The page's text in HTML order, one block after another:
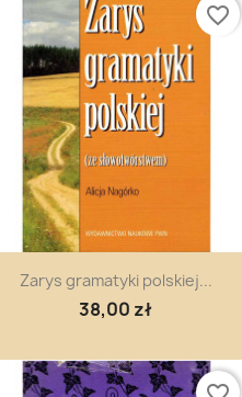
 Szybki podgląd
Zarys gramatyki polskiej...
38,00 zł
favorite_border